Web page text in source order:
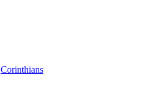
Corinthians